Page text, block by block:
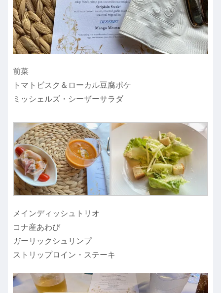
前菜
トマトビスク＆ローカル豆腐ポケ
ミッシェルズ・シーザーサラダ
メインディッシュトリオ
コナ産あわび
ガーリックシュリンプ
ストリップロイン・ステーキ